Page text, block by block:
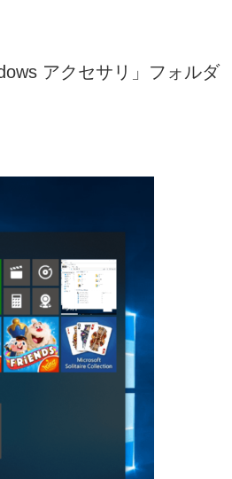
アクセサリ」フォルダ